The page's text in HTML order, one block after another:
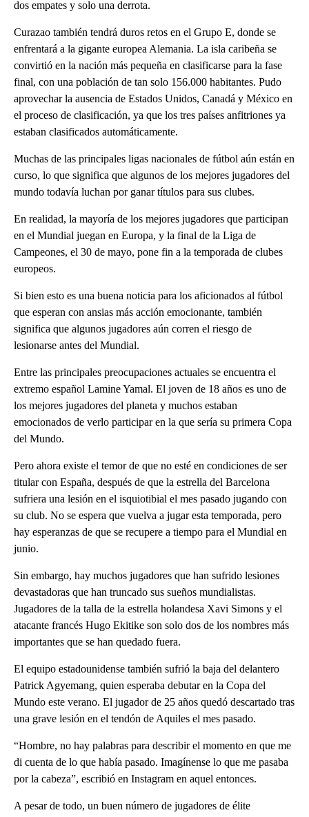
dos empates y solo una derrota.
Curazao también tendrá duros retos en el Grupo E, donde se
enfrentará a la gigante europea Alemania. La isla caribeña se
convirtió en la nación más pequeña en clasificarse para la fase
final, con una población de tan solo 156.000 habitantes. Pudo
aprovechar la ausencia de Estados Unidos, Canadá y México en
el proceso de clasificación, ya que los tres países anfitriones ya
estaban clasificados automáticamente.
Muchas de las principales ligas nacionales de fútbol aún están en
curso, lo que significa que algunos de los mejores jugadores del
mundo todavía luchan por ganar títulos para sus clubes.
En realidad, la mayoría de los mejores jugadores que participan
en el Mundial juegan en Europa, y la final de la Liga de
Campeones, el 30 de mayo, pone fin a la temporada de clubes
europeos.
Si bien esto es una buena noticia para los aficionados al fútbol
que esperan con ansias más acción emocionante, también
significa que algunos jugadores aún corren el riesgo de
lesionarse antes del Mundial.
Entre las principales preocupaciones actuales se encuentra el
extremo español Lamine Yamal. El joven de 18 años es uno de
los mejores jugadores del planeta y muchos estaban
emocionados de verlo participar en la que sería su primera Copa
del Mundo.
Pero ahora existe el temor de que no esté en condiciones de ser
titular con España, después de que la estrella del Barcelona
sufriera una lesión en el isquiotibial el mes pasado jugando con
su club. No se espera que vuelva a jugar esta temporada, pero
hay esperanzas de que se recupere a tiempo para el Mundial en
junio.
Sin embargo, hay muchos jugadores que han sufrido lesiones
devastadoras que han truncado sus sueños mundialistas.
Jugadores de la talla de la estrella holandesa Xavi Simons y el
atacante francés Hugo Ekitike son solo dos de los nombres más
importantes que se han quedado fuera.
El equipo estadounidense también sufrió la baja del delantero
Patrick Agyemang, quien esperaba debutar en la Copa del
Mundo este verano. El jugador de 25 años quedó descartado tras
una grave lesión en el tendón de Aquiles el mes pasado.
“Hombre, no hay palabras para describir el momento en que me
di cuenta de lo que había pasado. Imagínense lo que me pasaba
por la cabeza”, escribió en Instagram en aquel entonces.
A pesar de todo, un buen número de jugadores de élite